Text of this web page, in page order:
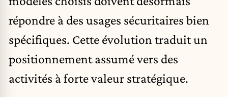
répondre à des usages sécuritaires bien
spécifiques. Cette évolution traduit un
positionnement assumé vers des
activités à forte valeur stratégique.